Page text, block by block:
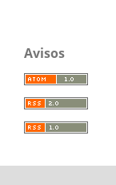
Avisos